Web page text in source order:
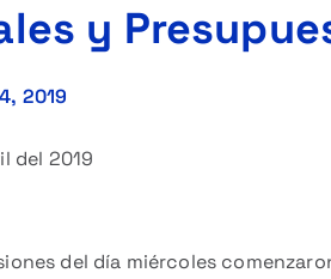
y
2019
del 2019
del día miércoles